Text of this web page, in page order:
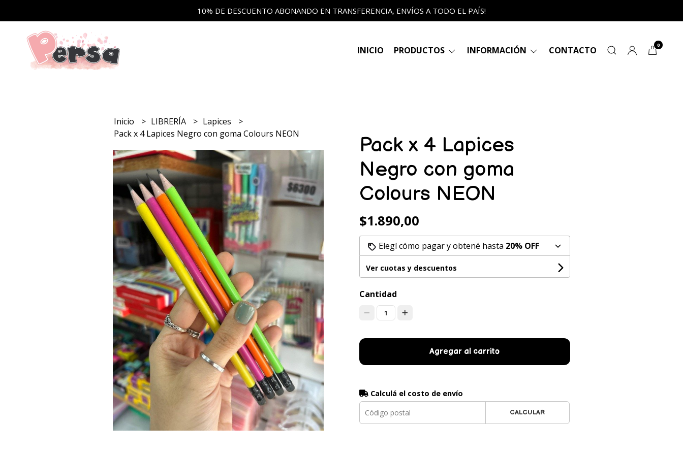
10% DE DESCUENTO ABONANDO EN TRANSFERENCIA, ENVÍOS A TODO EL PAÍS!
INICIO PRODUCTOS INFORMACIÓN CONTACTO 0
Inicio LIBRERÍA
Lapices
Pack x 4 Lapices Negro con goma Colours NEON
Pack x 4 Lapices
Negro con goma
Colours NEON
$1.890,00
Elegí cómo pagar y obtené hasta 20% OFF
Ver cuotas y descuentos
Cantidad
1
Agregar al carrito
Calculá el costo de envío
CALCULAR